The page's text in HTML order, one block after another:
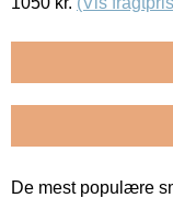
De mest populære